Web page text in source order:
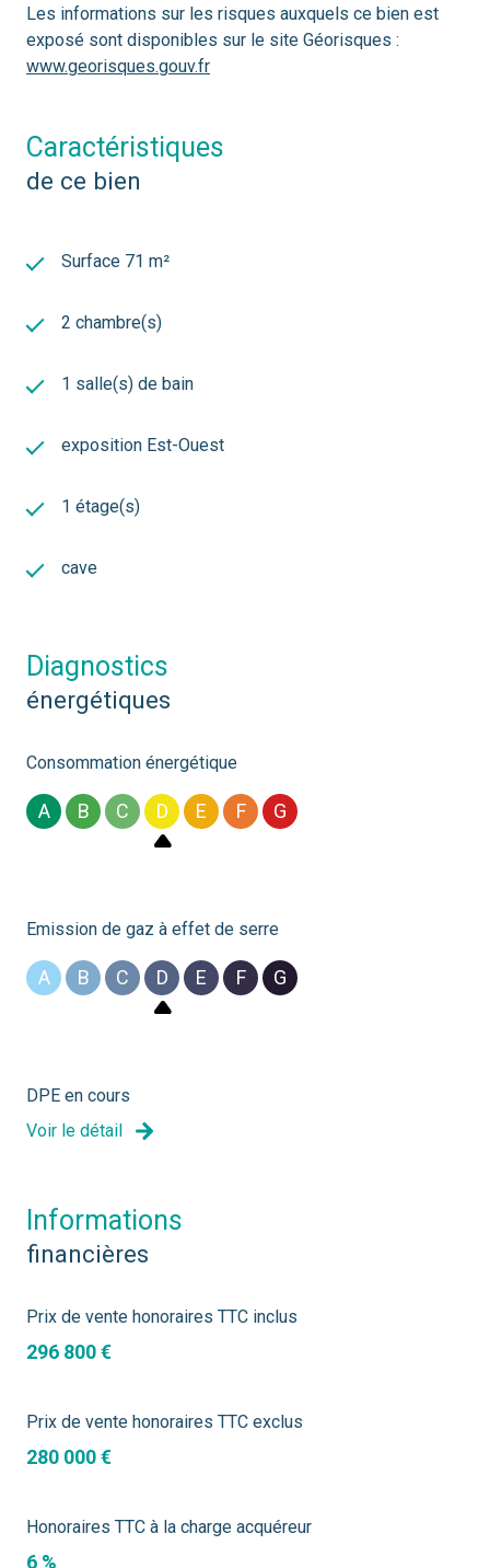
Les informations sur les risques auxquels ce bien est
exposé sont disponibles sur le site Géorisques :
www.georisques.gouv.fr
caractéristiques
de ce bien
Surface 71 m²
2 chambre(s)
1 salle(s) de bain
exposition Est-Ouest
1 étage(s)
cave
diagnostics
énergétiques
Consommation énergétique
A B C D E F G
Emission de gaz à effet de serre
A B C D E F G
DPE en cours
Voir le détail
informations
financières
Prix de vente honoraires TTC inclus
296 800 €
Prix de vente honoraires TTC exclus
280 000 €
Honoraires TTC à la charge acquéreur
6 %